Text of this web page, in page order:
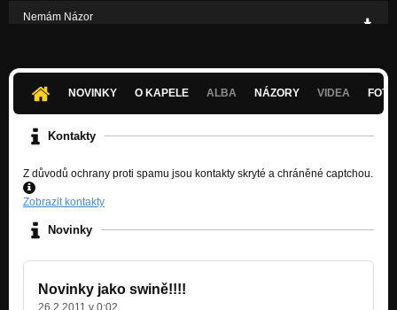
Nemám Názor
Kocowina
Nezařazeno
NOVINKY O KAPELE ALBA NÁZORY VIDEA
Kontakty
Z důvodů ochrany proti spamu jsou kontakty skryté a chráněné captchou.
Zobrazit kontakty
Novinky
Novinky jako swině!!!!
26.2.2011 v 0:02